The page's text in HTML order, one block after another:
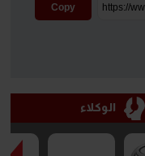
Copy
الوكلاء